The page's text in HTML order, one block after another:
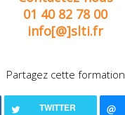
01 40 82 78 00
info[@]slti.fr
Partagez cette formation
TWITTER